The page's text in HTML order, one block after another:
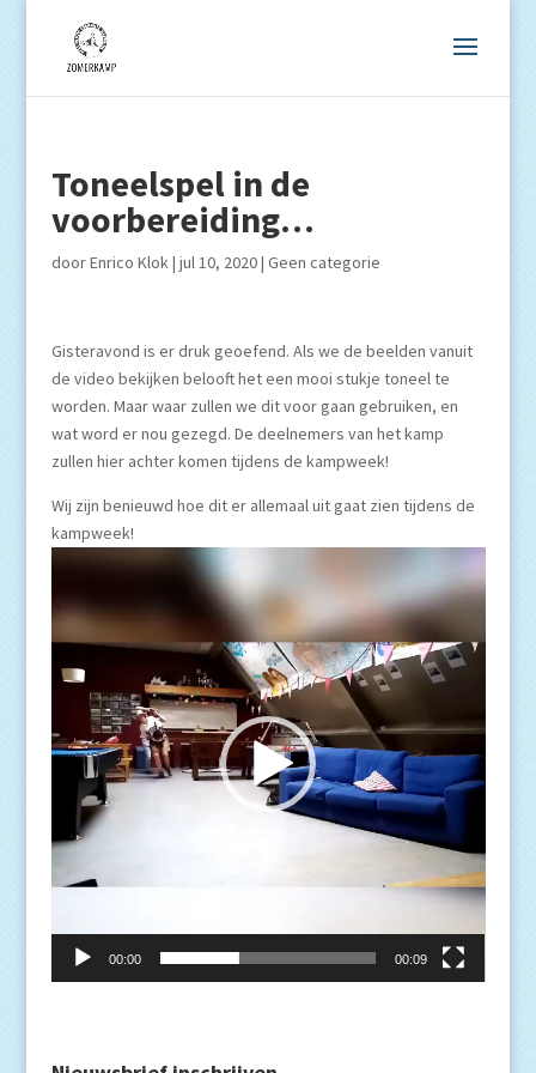
Toneelspel in de
voorbereiding…
doorEnrico Klok| jul 10, 2020| Geen categorie
Gisteravond is er druk geoefend. Als we de beelden vanuit
de video bekijken belooft het een mooi stukje toneel te
worden. Maar waar zullen we dit voor gaan gebruiken, en
wat word er nou gezegd. De deelnemers van het kamp
zullen hier achter komen tijdens de kampweek!
Wij zijn benieuwd hoe dit er allemaal uit gaat zien tijdens de
kampweek!
Videospeler
00:00 00:09